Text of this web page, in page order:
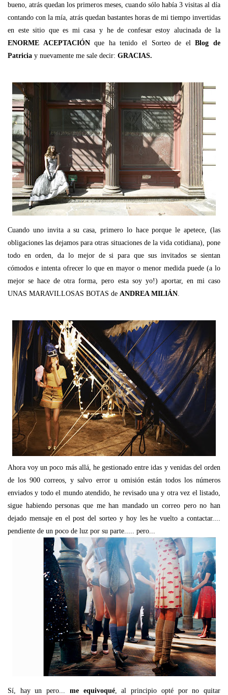
bueno, atrás quedan los primeros meses, cuando sólo había 3 visitas al día
contando con la mía, atrás quedan bastantes horas de mi tiempo invertidas
en este sitio que es mi casa y he de confesar estoy alucinada de la
ENORME ACEPTACIÓNque ha tenido el Sorteo de elBlog de
Patricia y nuevamente me sale decir: GRACIAS.
Cuando uno invita a su casa, primero lo hace porque le apetece, (las
obligaciones las dejamos para otras situaciones de la vida cotidiana), pone
todo en orden, da lo mejor de si para que sus invitados se sientan
cómodos e intenta ofrecer lo que en mayor o menor medida puede (a lo
mejor se hace de otra forma, pero esta soy yo!) aportar, en mi caso
UNAS MARAVILLOSAS BOTAS de ANDREA MILIÁN
Ahora voy un poco más allá, he gestionado entre idas y venidas del orden
de los 900 correos, y salvo error u omisión están todos los números
enviados y todo el mundo atendido, he revisado una y otra vez el listado,
sigue habiendo personas que me han mandado un correo pero no han
dejado mensaje en el post del sorteo y hoy les he vuelto a contactar....
pendiente de un poco de luz por su parte..... pero...
Sí, hay un pero... me equivoqué, al principio opté por no quitar